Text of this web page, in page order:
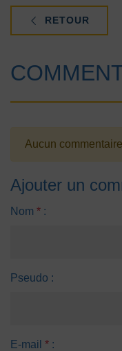
RETOUR
Aucun commentaire
Ajouter un
Nom * :
Pseudo :
E-mail * :